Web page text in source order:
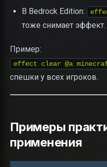
В Bedrock Edition:
тоже снимает эффект.
Пример:
effect clear @a
спешки у всех игроков.
Примеры
применения